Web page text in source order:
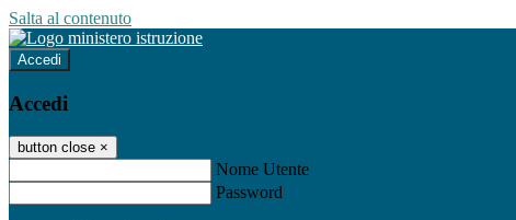
Salta al contenuto
Accedi
Accedi
button close ×
Nome Utente
Password